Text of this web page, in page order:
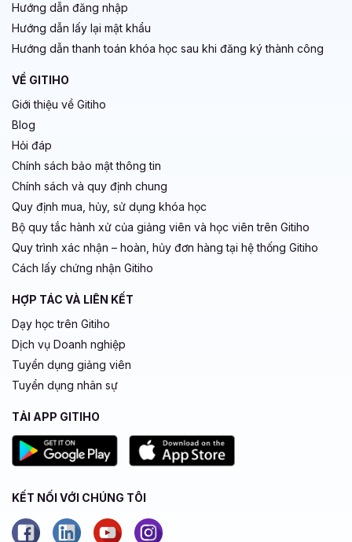
Hướng dẫn đăng nhập
Hướng dẫn lấy lại mật khẩu
Hướng dẫn thanh toán khóa học sau khi đăng ký thành công
VỀ GITIHO
Giới thiệu về Gitiho
Blog
Hỏi đáp
Chính sách bảo mật thông tin
Chính sách và quy định chung
Quy định mua, hủy, sử dụng khóa học
Bộ quy tắc hành xử của giảng viên và học viên trên Gitiho
Quy trình xác nhận – hoàn, hủy đơn hàng tại hệ thống Gitiho
Cách lấy chứng nhận Gitiho
HỢP TÁC VÀ LIÊN KẾT
Dạy học trên Gitiho
Dịch vụ Doanh nghiệp
Tuyển dụng giảng viên
Tuyển dụng nhân sự
TẢI APP GITIHO
KẾT NỐI VỚI CHÚNG TÔI